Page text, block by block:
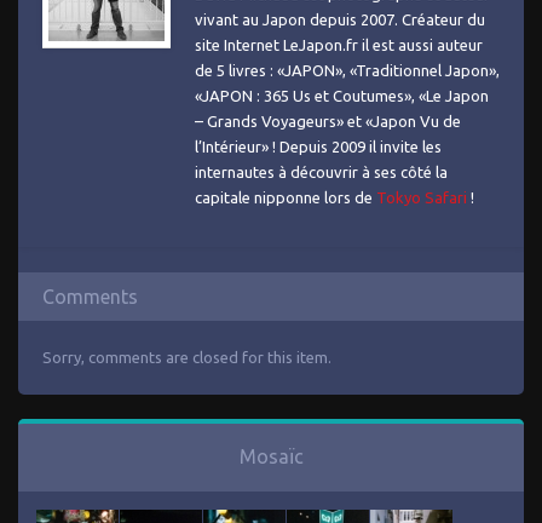
vivant au Japon depuis 2007. Créateur du
site Internet LeJapon.fr il est aussi auteur
de 5 livres : «JAPON», «Traditionnel Japon»,
«JAPON : 365 Us et Coutumes», «Le Japon
– Grands Voyageurs» et «Japon Vu de
l’Intérieur» ! Depuis 2009 il invite les
internautes à découvrir à ses côté la
capitale nipponne lors de Tokyo Safari !
Comments
Sorry, comments are closed for this item.
Mosaïc